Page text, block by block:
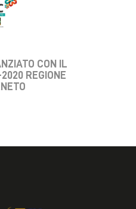
CON IL
REGIONE